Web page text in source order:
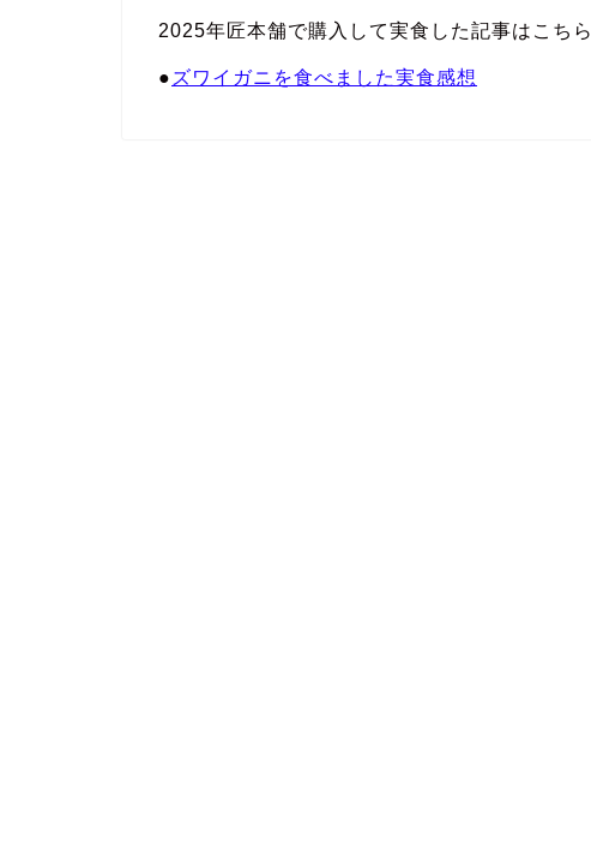
2025年匠本舗で購入して実食した記事はこちら
● ズワイガニを食べました実食感想